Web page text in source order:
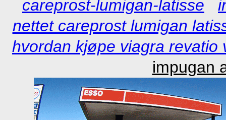
careprost-lumigan-latisse
nettet careprost lumigan
hvordan kjøpe viagra revatio
impugan